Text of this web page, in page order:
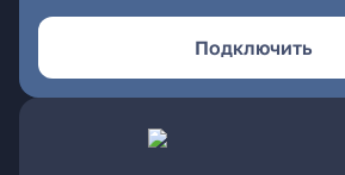
Подключить